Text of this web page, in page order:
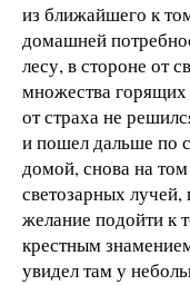
из ближайшего к
домашней
лесу, в стороне от
множества горящих
от страха не
и пошел дальше по
домой, снова на
светозарных
желание подойти к
крестным
увидел там у